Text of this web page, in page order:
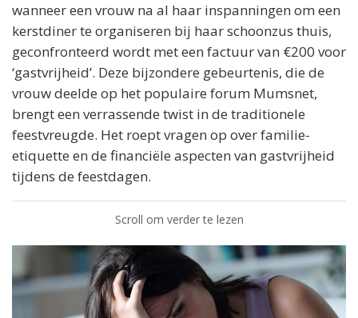
wanneer een vrouw na al haar inspanningen om een
kerstdiner te organiseren bij haar schoonzus thuis,
geconfronteerd wordt met een factuur van €200 voor
‘gastvrijheid’. Deze bijzondere gebeurtenis, die de
vrouw deelde op het populaire forum Mumsnet,
brengt een verrassende twist in de traditionele
feestvreugde. Het roept vragen op over familie-
etiquette en de financiële aspecten van gastvrijheid
tijdens de feestdagen.
Scroll om verder te lezen